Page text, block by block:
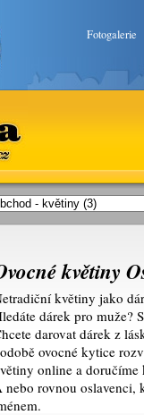
Fotogalerie
květiny
květiny jako
dárek pro muže?
darovat dárek z
ovocné kytice
online a
nebo rovnou oslavenci,